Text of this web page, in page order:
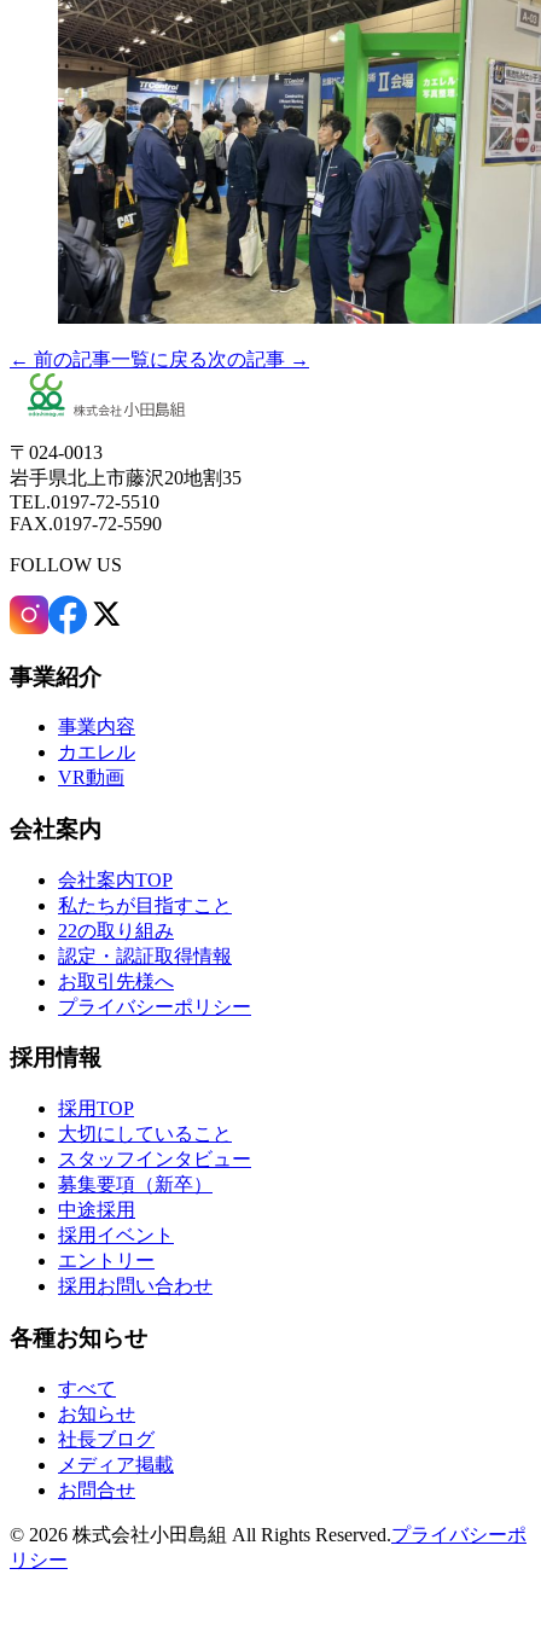
← 前の記事一覧に戻る次の記事 →
〒024-0013
岩手県北上市藤沢20地割35
TEL.0197-72-5510
FAX.0197-72-5590
FOLLOW US
事業紹介
事業内容
カエレル
VR動画
会社案内
会社案内TOP
私たちが目指すこと
22の取り組み
認定・認証取得情報
お取引先様へ
プライバシーポリシー
採用情報
採用TOP
大切にしていること
スタッフインタビュー
募集要項（新卒）
中途採用
採用イベント
エントリー
採用お問い合わせ
各種お知らせ
すべて
お知らせ
社長ブログ
メディア掲載
お問合せ
© 2026 株式会社小田島組 All Rights Reserved.プライバシーポ
リシー